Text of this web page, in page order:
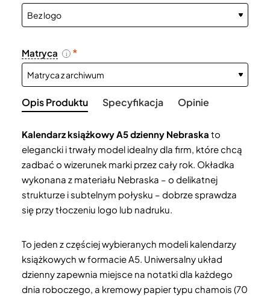
Matryca i
Opis Produktu Specyfikacja Opinie
Kalendarz książkowy A5 dzienny Nebraska to
elegancki i trwały model idealny dla firm, które chcą
zadbać o wizerunek marki przez cały rok. Okładka
wykonana z materiału Nebraska – o delikatnej
strukturze i subtelnym połysku – dobrze sprawdza
się przy tłoczeniu logo lub nadruku.
To jeden z częściej wybieranych modeli kalendarzy
książkowych w formacie A5. Uniwersalny układ
dzienny zapewnia miejsce na notatki dla każdego
dnia roboczego, a kremowy papier typu chamois (70